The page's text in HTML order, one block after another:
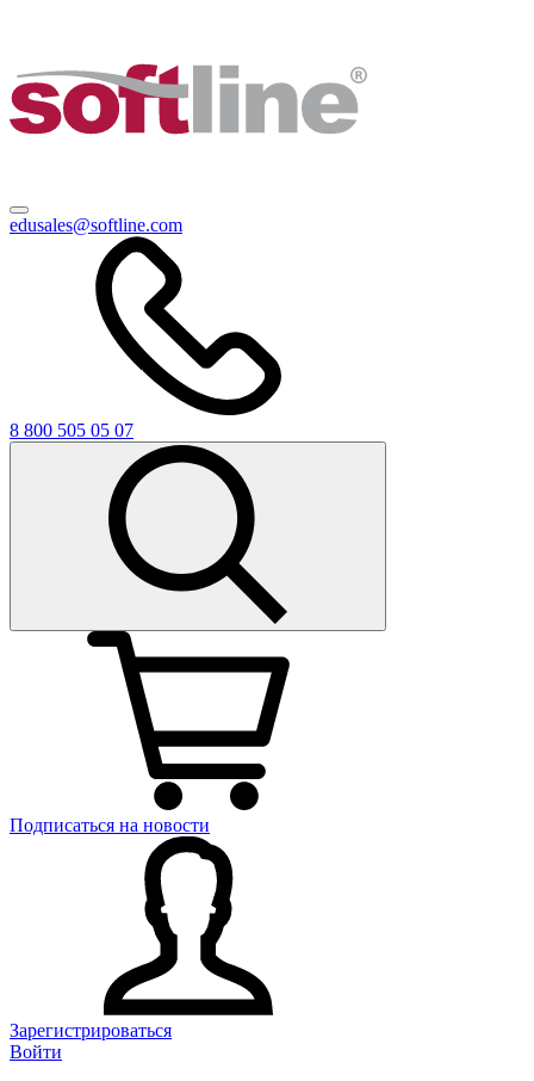
edusales@softline.com
8 800 505 05 07
Подписаться на новости
Зарегистрироваться
Войти